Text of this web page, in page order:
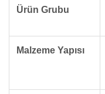
Ürün Grubu
Malzeme Yapısı